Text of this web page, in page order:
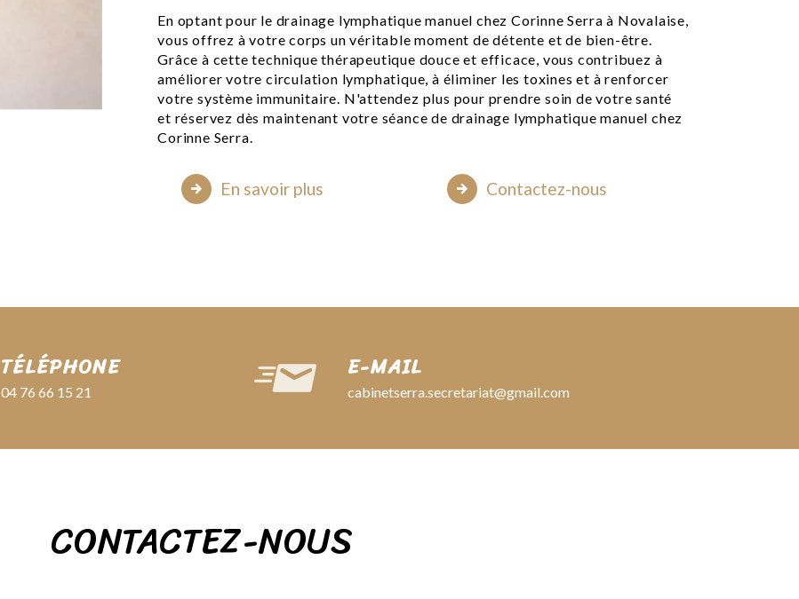
En optant pour le drainage lymphatique manuel chez Corinne Serra à Novalaise,
vous offrez à votre corps un véritable moment de détente et de bien-être.
Grâce à cette technique thérapeutique douce et efficace, vous contribuez à
améliorer votre circulation lymphatique, à éliminer les toxines et à renforcer
votre système immunitaire. N'attendez plus pour prendre soin de votre santé
et réservez dès maintenant votre séance de drainage lymphatique manuel chez
Corinne Serra.
En savoir plus Contactez-nous
TÉLÉPHONE
04 76 66 15 21
E-MAIL
cabinetserra.secretariat@gmail.com
CONTACTEZ-NOUS